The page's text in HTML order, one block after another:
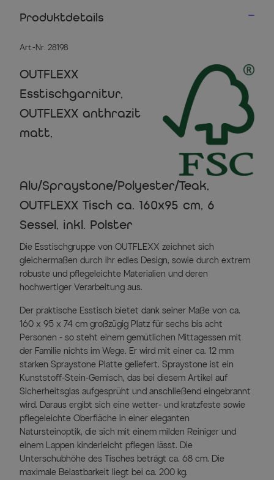
Produktdetails
Art.-Nr. 28198
OUTFLEXX
Esstischgarnitur,
OUTFLEXX anthrazit
matt,
Alu/Spraystone/Polyester/Teak,
OUTFLEXX Tisch ca. 160x95 cm, 6
Sessel, inkl. Polster
Die Esstischgruppe von OUTFLEXX zeichnet sich
gleichermaßen durch ihr edles Design, sowie durch extrem
robuste und pflegeleichte Materialien und deren
hochwertiger Verarbeitung aus.
Der praktische Esstisch bietet dank seiner Maße von ca.
160 x 95 x 74 cm großzügig Platz für sechs bis acht
Personen - so steht einem gemütlichen Mittagessen mit
der Familie nichts im Wege. Er wird mit einer ca. 12 mm
starken Spraystone Platte geliefert. Spraystone ist ein
Kunststoff-Stein-Gemisch, das bei diesem Artikel auf
Sicherheitsglas aufgesprüht und anschließend eingebrannt
wird. Daraus ergibt sich eine wetter- und kratzfeste sowie
pflegeleichte Oberfläche in einer eleganten
Natursteinoptik, die sich mit einem milden Reiniger und
einem Lappen kinderleicht pflegen lässt. Die
Unterschubhöhe des Tisches beträgt ca. 68 cm. Die
maximale Belastbarkeit liegt bei ca. 200 kg.